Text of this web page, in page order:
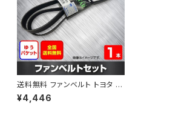
送料無料 ファンベルト トヨタ ア
ルファード 型式GGH30W H2
7.01～ （国内トップメーカー） 1
¥4,446